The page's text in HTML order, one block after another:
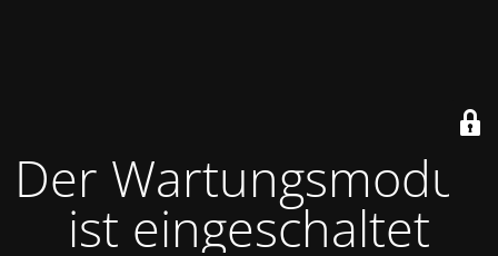
Der Wartungsmodus
ist eingeschaltet